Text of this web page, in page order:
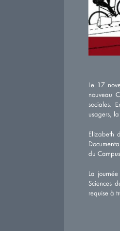
Le 17
nouveau
sociales.
usagers,
Elizabeth
du
La
Sciences
requise à